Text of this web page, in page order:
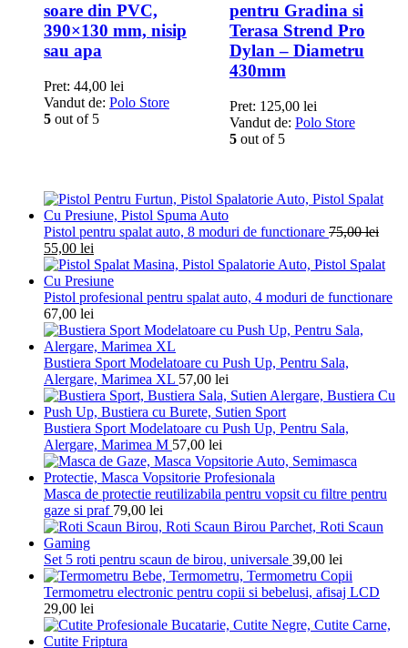
soare din PVC,
390×130 mm, nisip
sau apa
Pret: 44,00 lei
Vandut de: Polo Store
5 out of 5
pentru Gradina si
Terasa Strend Pro
Dylan – Diametru
430mm
Pret: 125,00 lei
Vandut de: Polo Store
5out of 5
Pistol pentru spalat auto, 8 moduri de functionare 75,00lei
55,00 lei
Pistol profesional pentru spalat auto, 4 moduri de functionare
67,00 lei
Bustiera Sport Modelatoare cu Push Up, Pentru Sala,
Alergare, Marimea XL 57,00 lei
Bustiera Sport Modelatoare cu Push Up, Pentru Sala,
Alergare, Marimea M 57,00 lei
Masca de protectie reutilizabila pentru vopsit cu filtre pentru
gaze si praf 79,00 lei
Set 5 roti pentru scaun de birou, universale 39,00 lei
Termometru electronic pentru copii si bebelusi, afisaj LCD
29,00 lei